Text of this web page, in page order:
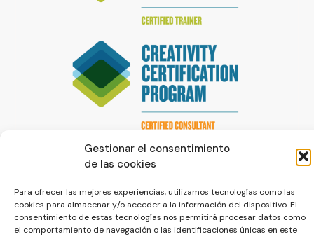
Gestionar el consentimiento
de las cookies
Para ofrecer las mejores experiencias, utilizamos tecnologías como las
cookies para almacenar y/o acceder a la información del dispositivo. El
consentimiento de estas tecnologías nos permitirá procesar datos como
el comportamiento de navegación o las identificaciones únicas en este
© La Servilleta - El Blog de Paco Prieto